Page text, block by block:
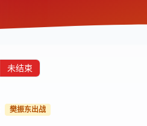
未结束
樊振东出战